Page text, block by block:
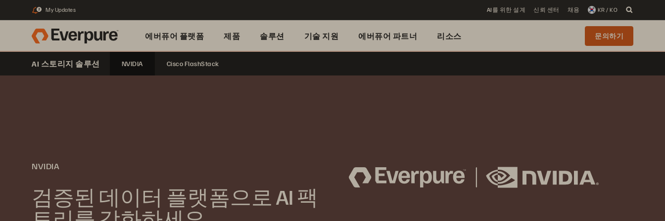
2 My Updates AI를 위한 설계 신뢰 센터 채용 KR / KO
에버퓨어 플랫폼 제품 솔루션 기술 지원 에버퓨어 파트너 리소스 문의하기
AI 스토리지 솔루션 NVIDIA Cisco FlashStack
NVIDIA
검증된 데이터 플랫폼으로 AI 팩